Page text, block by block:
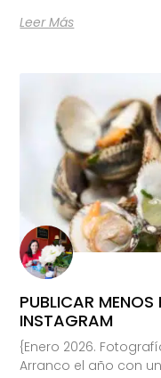
Leer Más
PUBLICAR MENOS
INSTAGRAM
{Enero 2026.
Arranco el año con